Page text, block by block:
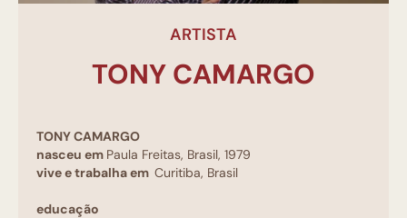
ARTISTA
TONY CAMARGO
TONY CAMARGO
nasceu em Paula Freitas, Brasil, 1979
vive e trabalha em Curitiba, Brasil
educação